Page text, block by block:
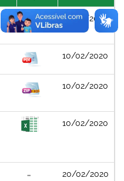
10/02/2020
10/02/2020
10/02/2020
10/02/2020
20/02/2020